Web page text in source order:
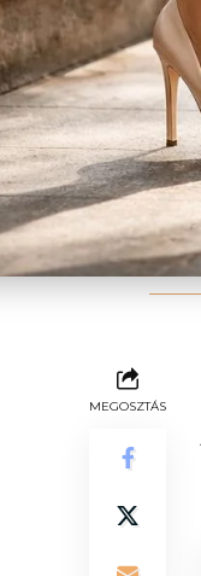
MEGOSZTÁS